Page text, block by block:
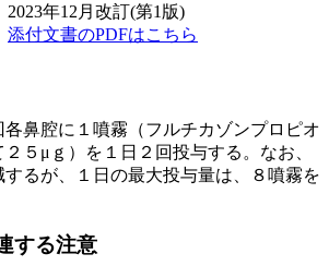
2023年12月改訂(第1版)
添付文書のPDFはこちら
鼻腔に１噴霧（フルチカゾンプロピオ
５μｇ）を１日２回投与する。なお、
るが、１日の最大投与量は、８噴霧を
する注意